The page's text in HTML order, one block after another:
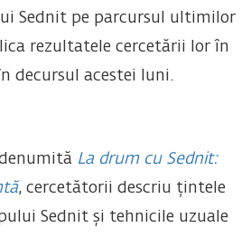
Sednit pe parcursul ultimilor
rezultatele cercetării lor în
decursul acestei luni.
La drum cu Sednit:
, cercetătorii descriu țintele
Sednit și tehnicile uzuale